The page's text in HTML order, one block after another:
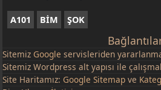
A101 BİM ŞOK
Sitemiz Google servisleriden
Sitemiz Wordpress alt yapısı ile
Site Haritamız: Google Sitemap ve